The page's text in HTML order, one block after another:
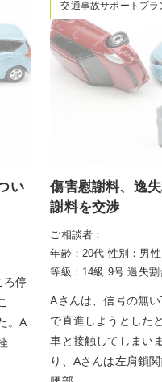
い
ろ停
。A
交通事故サポートプラ
傷害慰謝料、逸
謝料を交渉
ご相談者：
年齢：20代 性別：男性
等級：14級 9号 過失
Aさんは、信号の無
で直進しようとした
車と接触してしまい
り、Aさんは左肩鎖